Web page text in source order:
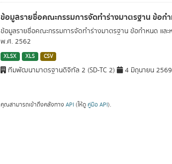
ข้อมูลรายชื่อคณะกรรมการจัดทำร่างมาตรฐาน ข้อก
ข้อมูลรายชื่อคณะกรรมการจัดทำร่างมาตรฐาน ข้อกำหนด แล
พ.ศ. 2562
XLSX XLS CSV
ทีมพัฒนามาตรฐานดิจิทัล 2 (SD-TC 2) 4 มิถุนายน 2569
คุณสามารถเข้าถึงคลังทาง API (ให้ดู คู่มือ API).